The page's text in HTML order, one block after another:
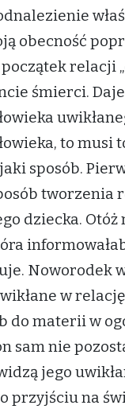
obecność
relacji
śmierci.
to
sposób.
tworzenia
dziecka.
Noworodek
w
do materii w
sam nie
jego
przyjściu na